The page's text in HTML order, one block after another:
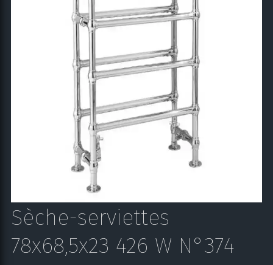
Sèche-serviettes
78x68,5x23 426 W N°374